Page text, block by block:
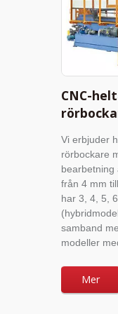
CNC-
Vi erbjuder
rörbockare
bearbetning
från 4 mm
har 3, 4, 5,
samband
modeller
Mer